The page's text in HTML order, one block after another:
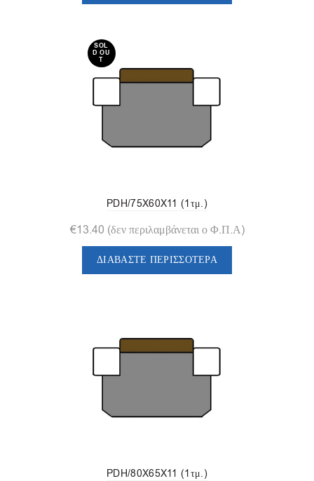
SOL
D OU
T
PDH/75X60X11 (1τμ.)
€13.40 (δεν περιλαμβάνεται ο Φ.Π.Α)
ΔΙΑΒΆΣΤΕ ΠΕΡΙΣΣΌΤΕΡΑ
PDH/80X65X11 (1τμ.)